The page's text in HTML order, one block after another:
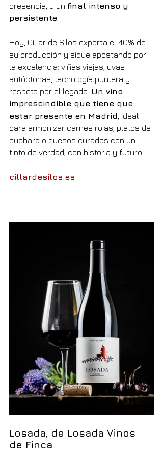
presencia, y un final intenso y
persistente
Hoy, Cillar de Silos exporta el 40% de
su producción y sigue apostando por
la excelencia: viñas viejas, uvas
autóctonas, tecnología puntera y
respeto por el legado. Un vino
imprescindible que tiene que
estar presente en Madrid , ideal
para armonizar carnes rojas, platos de
cuchara o quesos curados con un
tinto de verdad, con historia y futuro.
cillardesilos.es
Losada, de Losada Vinos
de Finca